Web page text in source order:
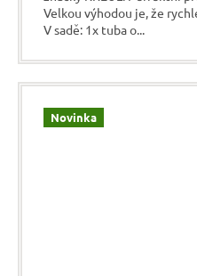
Velkou výhodou je, že
V sadě: 1x tuba o...
Novinka